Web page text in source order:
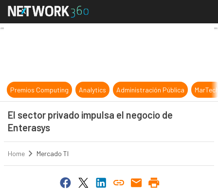
El sector privado impulsa el
Premios Computing Analytics Administración Pública
El sector privado impulsa el negocio de
Enterasys
Home Mercado TI